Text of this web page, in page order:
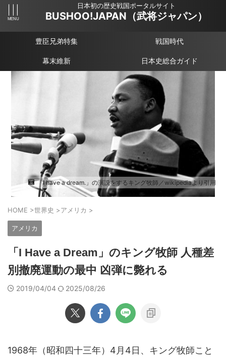
日本初の歴史戦国ポータルサイト
BUSHOO!JAPAN（武将ジャパン）
豊臣兄弟特集 戦国時代
幕末維新 日本史総合ガイド
「I have a dream.」の演説をするキング牧師／wikipediaより引用
HOME >世界史 >アメリカ >
アメリカ
「I Have a Dream」のキング牧師 人種差
別撤廃運動の最中 凶弾に斃れる
2019/04/04 2025/08/26
1968年（昭和四十三年）4月4日、キング牧師こと